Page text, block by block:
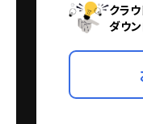
クラ
ダウン